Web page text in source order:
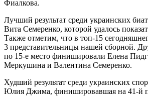
Фиалкова.
Лучший результат среди украинских
Вита Семеренко, которой удалось
Также отметим, что в топ-15
3 представительницы нашей сборной.
по 15-е место финишировали Елена
Меркушина и Валентина Семеренко.
Худший результат среди украинских
Юлия Джима, финишировавшая на 41-й